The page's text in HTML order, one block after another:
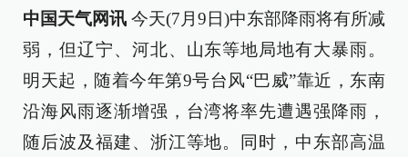
中国天气网讯 今天(7月9日)中东部降雨将有所减
弱，但辽宁、河北、山东等地局地有大暴雨。
明天起，随着今年第9号台风“巴威”靠近，东南
沿海风雨逐渐增强，台湾将率先遭遇强降雨，
随后波及福建、浙江等地。同时，中东部高温